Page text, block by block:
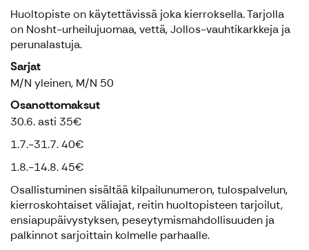
Huoltopiste on käytettävissä joka kierroksella. Tarjolla
on Nosht-urheilujuomaa, vettä, Jollos-vauhtikarkkeja ja
perunalastuja.
Sarjat
M/N yleinen, M/N 50
Osanottomaksut
30.6. asti 35€
1.7.-31.7. 40€
1.8.-14.8. 45€
Osallistuminen sisältää kilpailunumeron, tulospalvelun,
kierroskohtaiset väliajat, reitin huoltopisteen tarjoilut,
ensiapupäivystyksen, peseytymismahdollisuuden ja
palkinnot sarjoittain kolmelle parhaalle.